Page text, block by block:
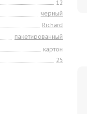
12
черный
Richard
пакетированный
картон
25